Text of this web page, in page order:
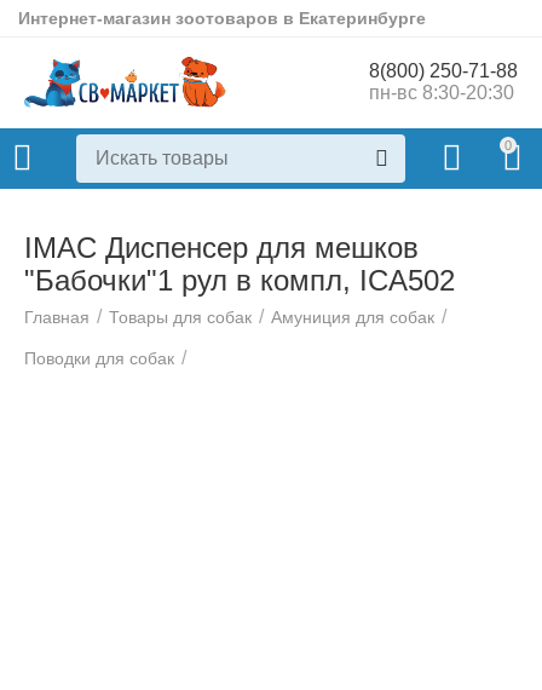
Интернет-магазин зоотоваров в Екатеринбурге
8(800) 250-71-88
пн-вс 8:30-20:30
0
IMAC Диспенсер для мешков
"Бабочки"1 рул в компл, ICA502
Главная / Товары для собак / Амуниция для собак /
Поводки для собак /